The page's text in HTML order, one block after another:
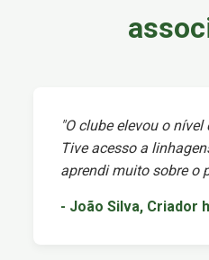
"O clube elevou o
Tive acesso a
aprendi muito sobre o
- João Silva, Criador